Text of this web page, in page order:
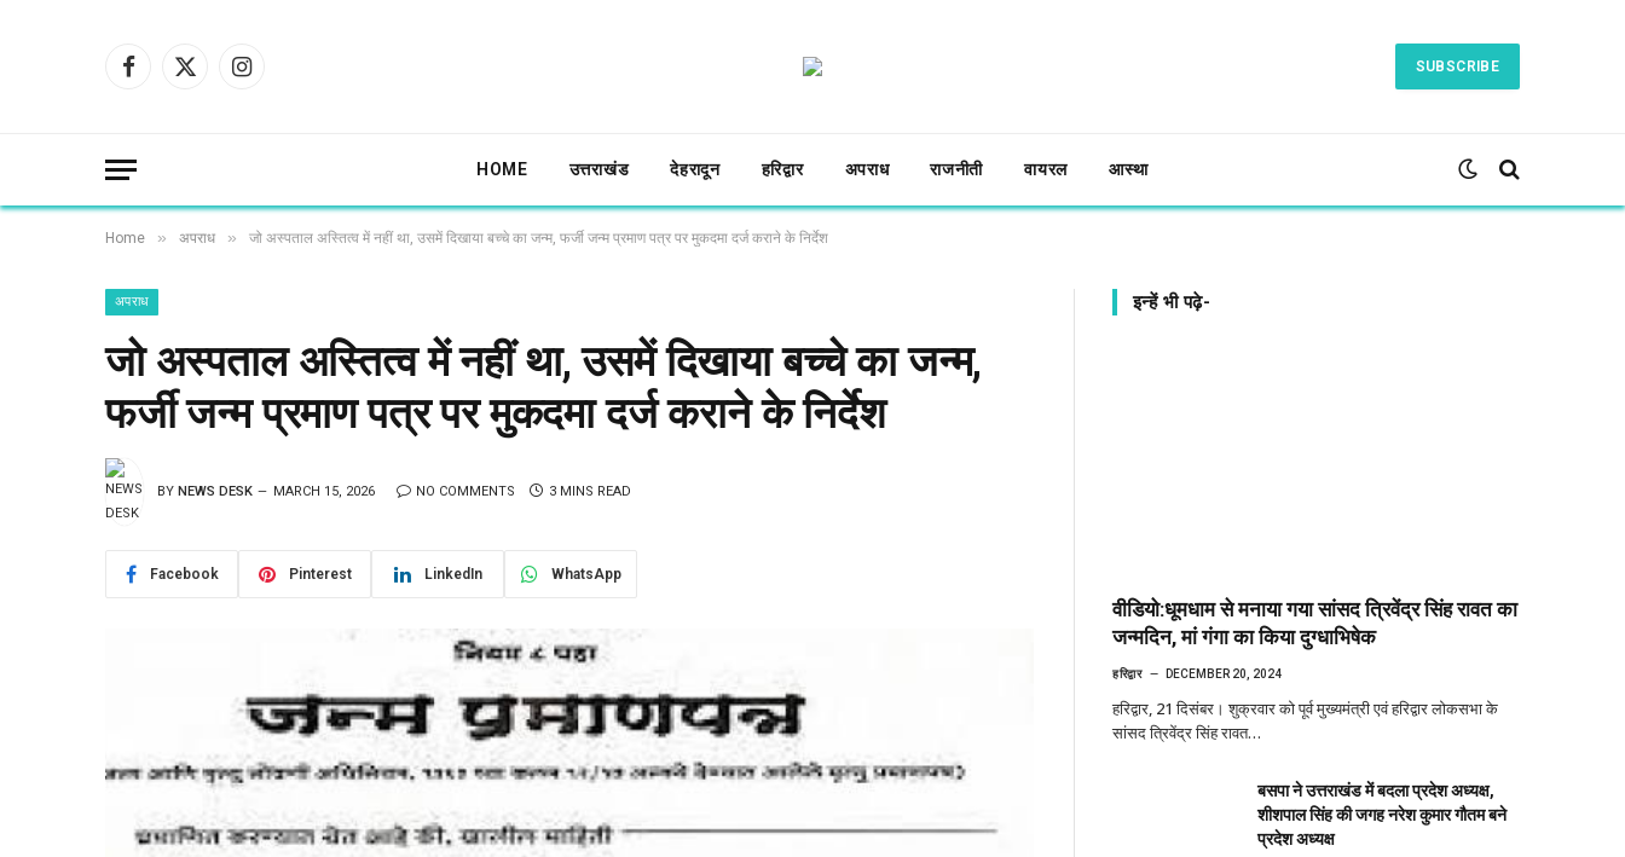
Facebook
X
Instagram
SUBSCRIBE
HOME उत्तराखंड देहरादून हरिद्वार अपराध राजनीती वायरल आस्था
Home » अपराध » जो अस्पताल अस्तित्व में नहीं था, उसमें दिखाया बच्चे का जन्म, फर्जी जन्म प्रमाण पत्र पर मुकदमा दर्ज कराने के निर्देश
अपराध
जो अस्पताल अस्तित्व में नहीं था, उसमें दिखाया बच्चे का जन्म,
फर्जी जन्म प्रमाण पत्र पर मुकदमा दर्ज कराने के निर्देश
BY NEWS DESK MARCH 15, 2026 NO COMMENTS 3 MINS READ
Facebook Pinterest LinkedIn WhatsApp
इन्हें भी पढ़े-
वीडियो:धूमधाम से मनाया गया सांसद त्रिवेंद्र सिंह रावत का
जन्मदिन, मां गंगा का किया दुग्धाभिषेक
हरिद्वार DECEMBER 20, 2024
हरिद्वार, 21 दिसंबर। शुक्रवार को पूर्व मुख्यमंत्री एवं हरिद्वार लोकसभा के
सांसद त्रिवेंद्र सिंह रावत…
बसपा ने उत्तराखंड में बदला प्रदेश अध्यक्ष,
शीशपाल सिंह की जगह नरेश कुमार गौतम बने
प्रदेश अध्यक्ष